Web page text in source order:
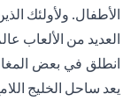
الأطفال. ولأولئك
العديد من الألعاب
انطلق في بعض
يعد ساحل الخليج